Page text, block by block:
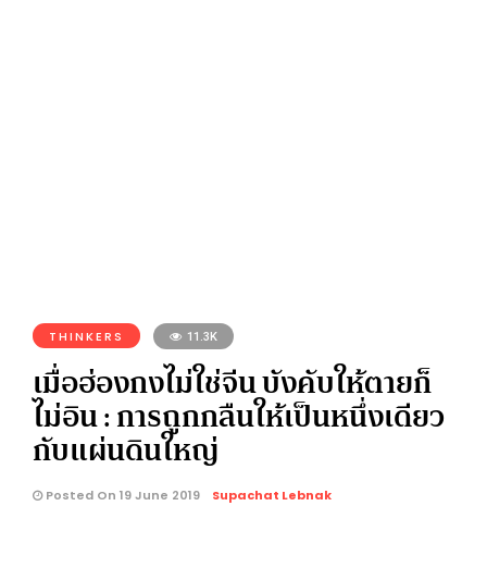
THINKERS 11.3K
เมื่อฮ่องกงไม่ใช่จีน บังคับให้ตายก็
ไม่อิน : การถูกกลืนให้เป็นหนึ่งเดียว
กับแผ่นดินใหญ่
Posted On 19 June 2019 Supachat Lebnak